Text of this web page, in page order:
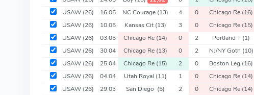
USAW (26) 16.05 NC Courage (13) 4 0 Chicago Re (16)
USAW (26) 10.05 Kansas Cit (13) 3 0 Chicago Re (15)
USAW (26) 03.05 Chicago Re (14) 0 2 Portland T (1)
USAW (26) 30.04 Chicago Re (13) 0 2 NJ/NY Goth (10)
USAW (26) 25.04 Chicago Re (15) 2 0 Boston Leg (16)
USAW (26) 04.04 Utah Royal (11) 1 0 Chicago Re (14)
USAW (26) 29.03 San Diego (5) 2 0 Chicago Re (14)